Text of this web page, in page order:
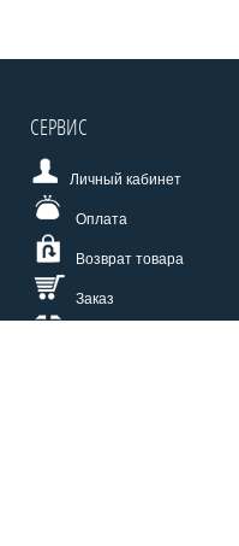
СЕРВИС
Личный кабинет
Оплата
Возврат товара
Заказ